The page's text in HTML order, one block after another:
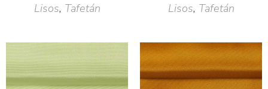
Lisos, Tafetán Lisos, Tafetán